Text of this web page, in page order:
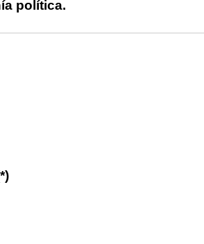
política.